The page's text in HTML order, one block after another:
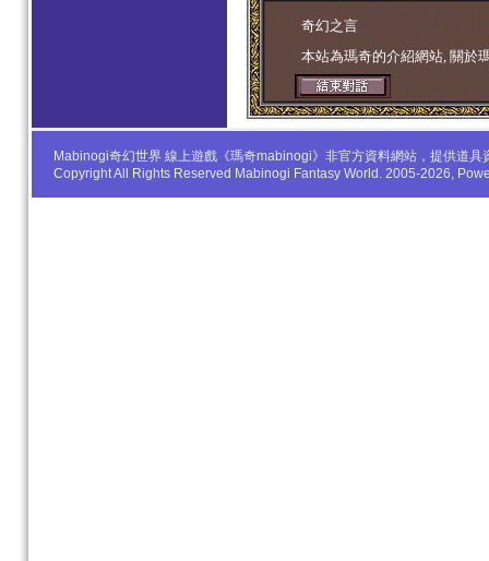
学生妹 奇幻之言
本站為瑪奇的介紹網站, 關於
Mabinogi奇幻世界 線上遊戲《瑪奇mabinogi》非官方資料網站，提供道
Copyright All Rights Reserved Mabinogi Fantasy World. 2005-2026,